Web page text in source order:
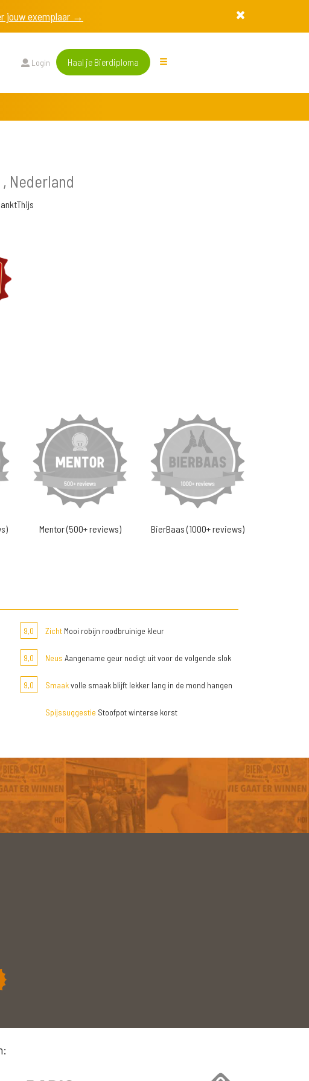
jouw exemplaar →
Login Haal je Bierdiploma
Nederland
Mentor (500+ reviews) BierBaas (1000+ reviews)
9,0 ZichtMooi robijn roodbruinige kleur
9,0 Neus Aangename geur nodigt uit voor de volgende slok
9,0 Smaakvolle smaak blijft lekker lang in de mond hangen
Spijssuggestie Stoofpot winterse korst